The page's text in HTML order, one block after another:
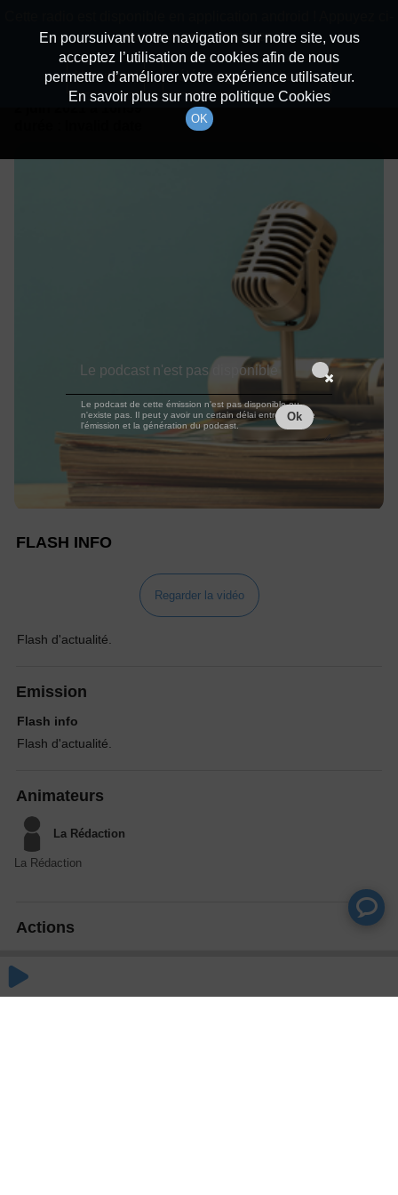
Détails De L'épisode
à 16h59
FLASH INFO
Regarder la vidéo
Flash d'actualité.
Emission
Flash info
Flash d'actualité.
Animateurs
La Rédaction
La Rédaction
Actions
En poursuivant votre navigation sur notre site, vous
acceptez l’utilisation de cookies afin de nous
permettre d’améliorer votre expérience utilisateur.
En savoir plus sur notre politique Cookies
OK
dessous pour l'installer.
Non merci Télécharger l'application
Le podcast n'est pas disponible
Le podcast de cette émission n'est pas disponible ou
n'existe pas. Il peut y avoir un certain délai entre la fin de
l'émission et la génération du podcast.
Ok